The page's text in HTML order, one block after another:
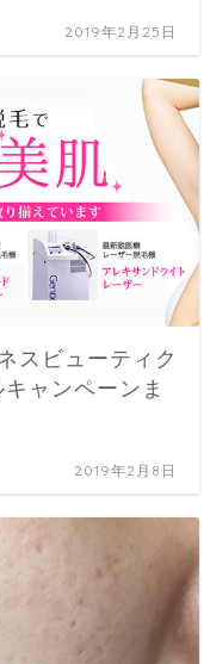
2019年2月25日
スビューティク
ャンペーンま
2019年2月8日